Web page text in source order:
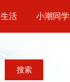
生活 小潮同学
搜索